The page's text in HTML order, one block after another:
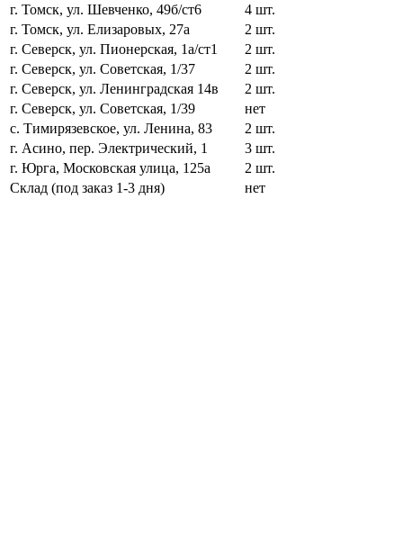
г. Томск, ул. Шевченко, 49б/ст6
4 шт.
г. Томск, ул. Елизаровых, 27а
2 шт.
г. Северск, ул. Пионерская, 1а/ст1
2 шт.
г. Северск, ул. Советская, 1/37
2 шт.
г. Северск, ул. Ленинградская 14в
2 шт.
г. Северск, ул. Советская, 1/39
нет
с. Тимирязевское, ул. Ленина, 83
2 шт.
г. Асино, пер. Электрический, 1
3 шт.
г. Юрга, Московская улица, 125а
2 шт.
Склад (под заказ 1-3 дня)
нет